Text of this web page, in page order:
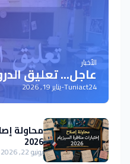
الأخبار
عاجل... تعليق
Tuniact24
-يناير 19, 2026
2026
يونيو 22, 2026